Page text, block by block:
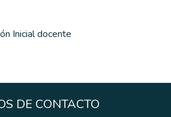
Inicial docente
DE CONTACTO